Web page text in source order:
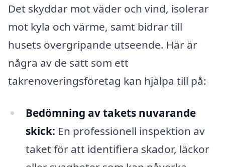
Det skyddar mot väder och vind, isolerar
mot kyla och värme, samt bidrar till
husets övergripande utseende. Här är
några av de sätt som ett
takrenoveringsföretag kan hjälpa till på:
Bedömning av takets nuvarande
skick: En professionell inspektion av
taket för att identifiera skador, läckor